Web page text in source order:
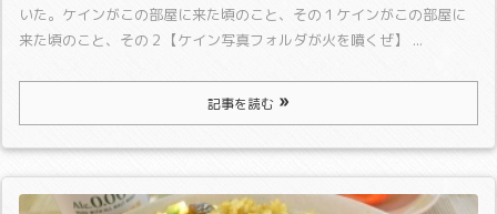
いた。 ケインがこの部屋に来た頃のこと、その１ ケインがこの部屋に
来た頃のこと、その２【ケイン写真フォルダが火を噴くぜ】 ...
記事を読む